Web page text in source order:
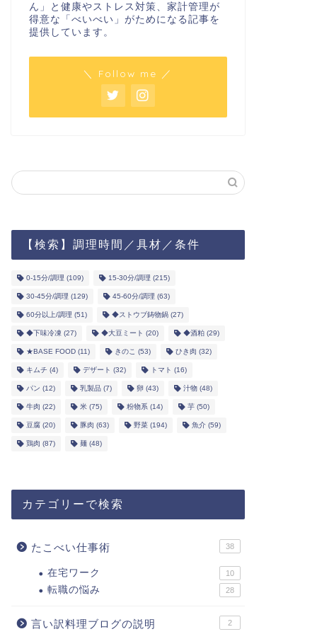
ん」と健康やストレス対策、家計管理が
得意な「べいべい」がためになる記事を
提供しています。
＼ Follow me ／
【検索】調理時間／具材／条件
0-15分/調理 (109) 15-30分/調理 (215)
30-45分/調理 (129) 45-60分/調理 (63)
60分以上/調理 (51) ◆ストウブ鋳物鍋(27)
◆下味冷凍 (27) ◆大豆ミート (20) ◆酒粕(29)
★BASE FOOD(11) きのこ (53) ひき肉 (32)
キムチ (4) デザート (32) トマト (16)
パン (12) 乳製品(7) 卵 (43) 汁物(48)
牛肉 (22) 米(75) 粉物系 (14) 芋(50)
豆腐(20) 豚肉 (63) 野菜(194) 魚介(59)
鶏肉 (87) 麺(48)
カテゴリーで検索
たこべい仕事術 38
在宅ワーク 10
転職の悩み 28
言い訳料理ブログの説明 2